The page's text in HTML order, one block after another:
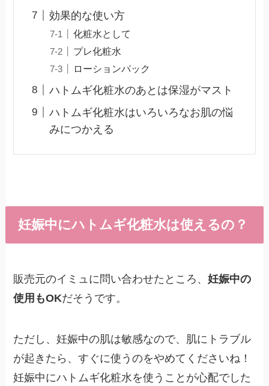
効果的な使い方
化粧水として
プレ化粧水
ローションパック
ハトムギ化粧水のあとは保湿がマスト
ハトムギ化粧水はいろいろなお肌の悩
みにつかえる
妊娠中にハトムギ化粧水は使えるの？
販売元のイミュに問い合わせたところ、妊娠中の
使用もOKだそうです。
ただし、妊娠中の肌は敏感なので、肌にトラブル
が起きたら、すぐに使うのをやめてくださいね！
妊娠中にハトムギ化粧水を使うことが心配でした